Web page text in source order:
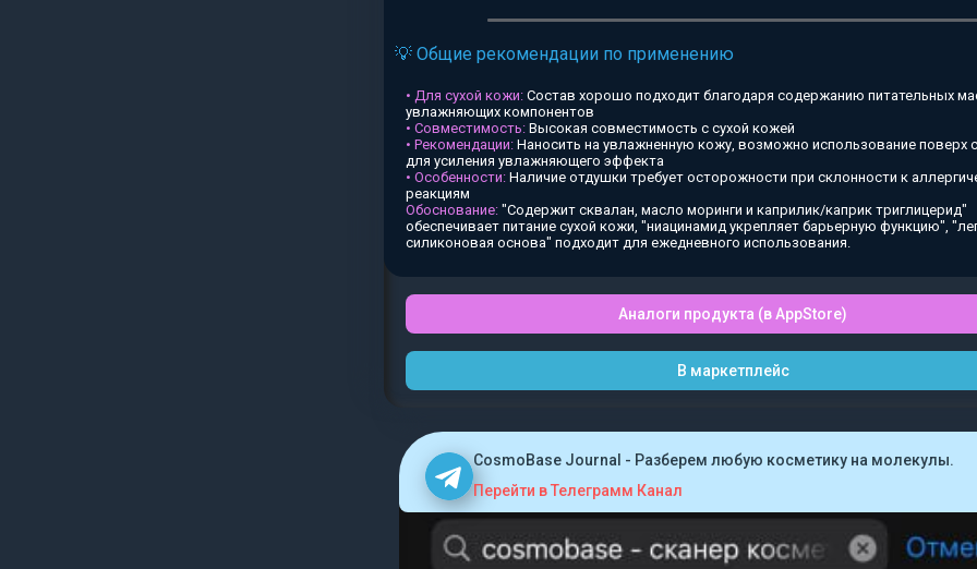
💡 Общие рекомендации по применению
• Для сухой кожи: Состав хорошо подходит благодаря содержанию питательных
увлажняющих компонентов
• Совместимость: Высокая совместимость с сухой кожей
• Рекомендации: Наносить на увлажненную кожу, возможно использование поверх
для усиления увлажняющего эффекта
• Особенности: Наличие отдушки требует осторожности при склонности к
реакциям
Обоснование: "Содержит сквалан, масло моринги и каприлик/каприк триглицерид"
обеспечивает питание сухой кожи, "ниацинамид укрепляет барьерную функцию",
силиконовая основа" подходит для ежедневного использования.
Аналоги продукта (в AppStore)
В маркетплейс
CosmoBase Journal - Разберем любую косметику на молекулы.
Перейти в Телеграмм Канал